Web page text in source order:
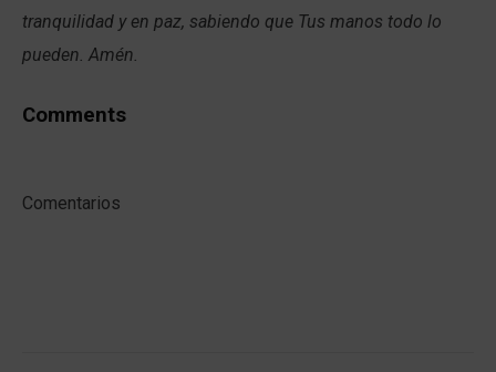
tranquilidad y en paz, sabiendo que Tus manos todo lo
pueden. Amén.
Comments
Comentarios